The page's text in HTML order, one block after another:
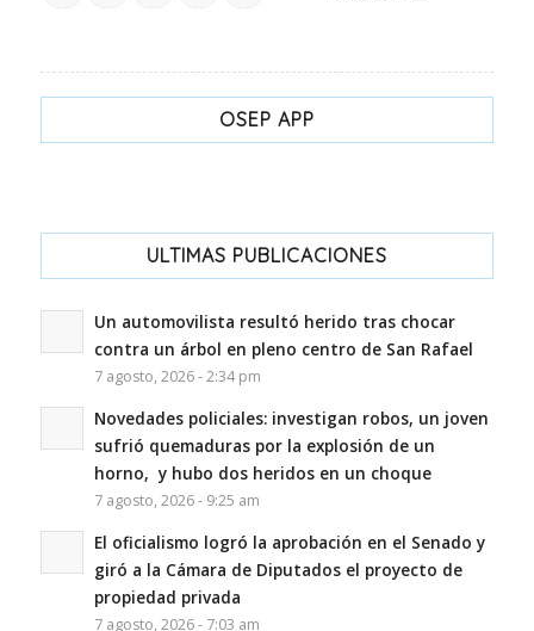
OSEP APP
ULTIMAS PUBLICACIONES
Un automovilista resultó herido tras chocar
contra un árbol en pleno centro de San Rafael
7 agosto, 2026 - 2:34 pm
Novedades policiales: investigan robos, un joven
sufrió quemaduras por la explosión de un
horno, y hubo dos heridos en un choque
7 agosto, 2026 - 9:25 am
El oficialismo logró la aprobación en el Senado y
giró a la Cámara de Diputados el proyecto de
propiedad privada
7 agosto, 2026 - 7:03 am